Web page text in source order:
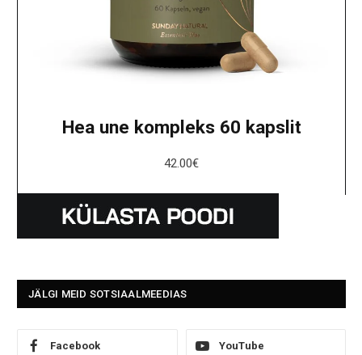
Hea une kompleks 60 kapslit
42.00€
JÄLGI MEID SOTSIAALMEEDIAS
Facebook YouTube